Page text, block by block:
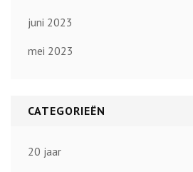
juni 2023
mei 2023
CATEGORIEËN
20 jaar